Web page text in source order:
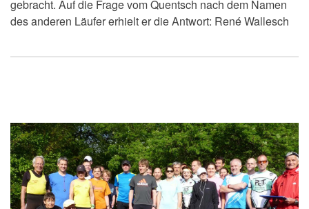
gebracht. Auf die Frage vom Quentsch nach dem Namen
des anderen Läufer erhielt er die Antwort: René Wallesch